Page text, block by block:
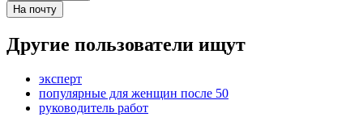
На почту
Другие пользователи ищут
эксперт
популярные для женщин после 50
руководитель работ